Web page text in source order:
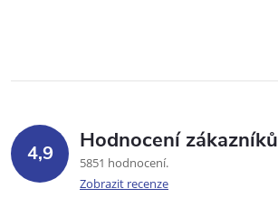
4,9 Hodnocení zákazníků
5851 hodnocení
Zobrazit recenze